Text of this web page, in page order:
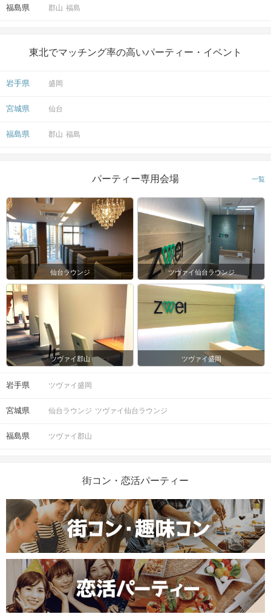
福島県 郡山 福島
東北でマッチング率の高いパーティー・イベント
岩手県 盛岡
宮城県 仙台
福島県 郡山 福島
パーティー専用会場 一覧
仙台ラウンジ ツヴァイ仙台ラウンジ
ツヴァイ郡山 ツヴァイ盛岡
岩手県 ツヴァイ盛岡
宮城県 仙台ラウンジ ツヴァイ仙台ラウンジ
福島県 ツヴァイ郡山
街コン・恋活パーティー